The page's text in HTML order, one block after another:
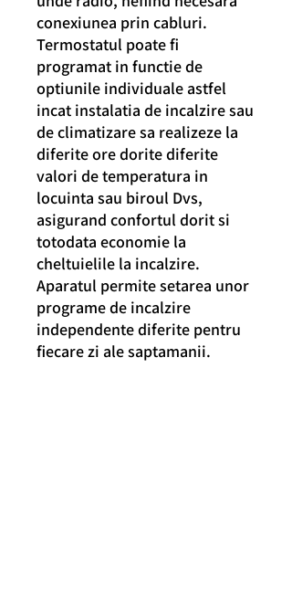
conexiunea prin cabluri.
Termostatul poate fi
programat in functie de
optiunile individuale astfel
incat instalatia de incalzire sau
de climatizare sa realizeze la
diferite ore dorite diferite
valori de temperatura in
locuinta sau biroul Dvs,
asigurand confortul dorit si
totodata economie la
cheltuielile la incalzire.
Aparatul permite setarea unor
programe de incalzire
independente diferite pentru
fiecare zi ale saptamanii.